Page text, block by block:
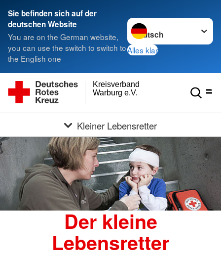
Sie befinden sich auf der
deutschen Website
You are on the German website,
you can use the switch to switch to
the English one
Sprache wechseln zu
Alles klar
Warburg e.V.
Kreisverband
Kleiner Lebensretter
Der kleine
Lebensretter